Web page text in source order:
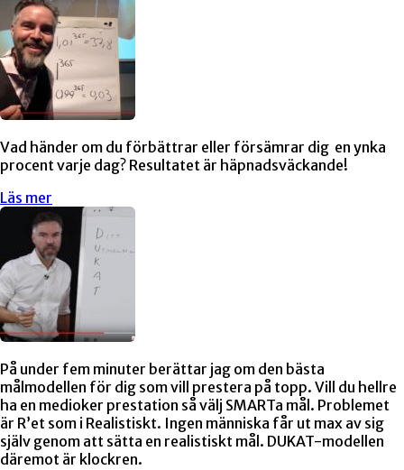
Vad händer om du förbättrar eller försämrar dig en ynka
procent varje dag? Resultatet är häpnadsväckande!
Läs mer
På under fem minuter berättar jag om den bästa
målmodellen för dig som vill prestera på topp. Vill du hellre
ha en medioker prestation så välj SMARTa mål. Problemet
är R’et som i Realistiskt. Ingen människa får ut max av sig
själv genom att sätta en realistiskt mål. DUKAT-modellen
däremot är klockren.